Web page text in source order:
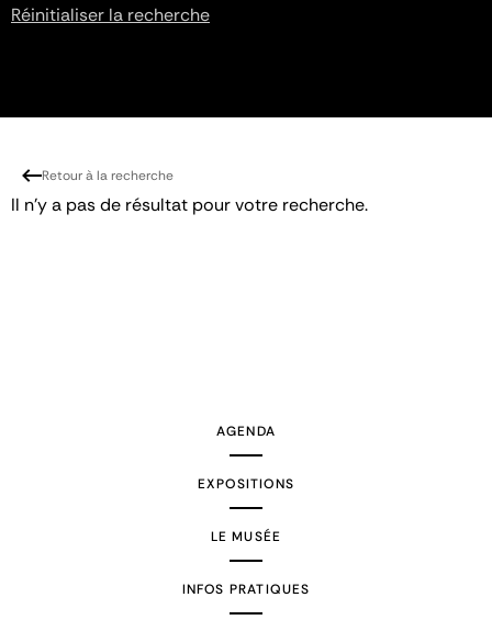
Réinitialiser la recherche
Retour à la recherche
Il n'y a pas de résultat pour votre recherche.
AGENDA
EXPOSITIONS
LE MUSÉE
INFOS PRATIQUES